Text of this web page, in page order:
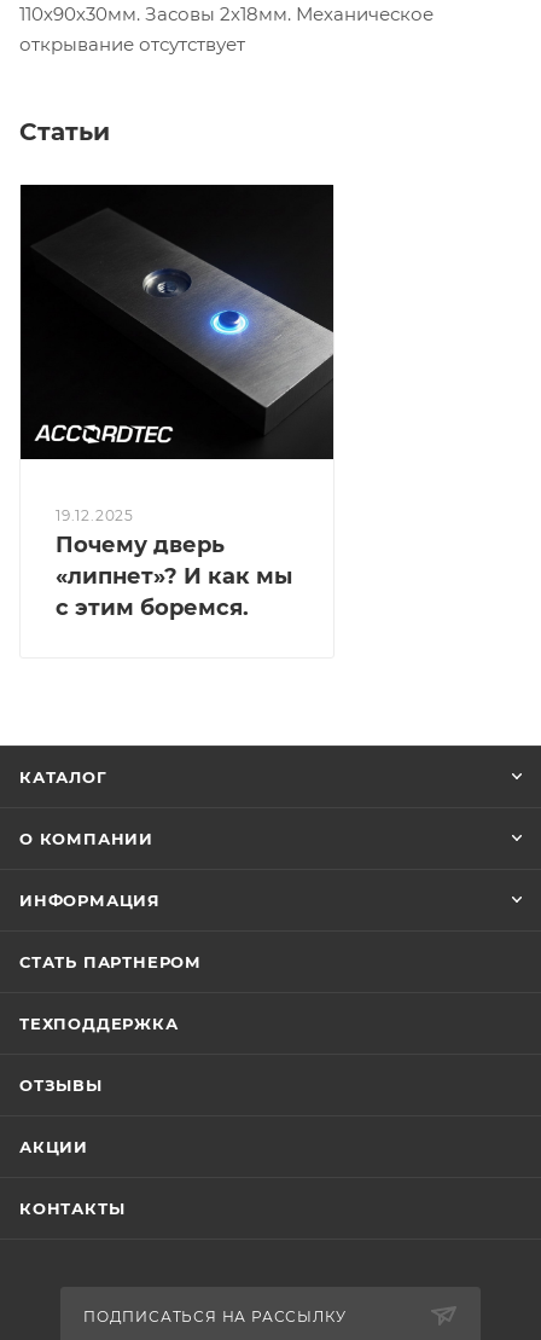
110х90х30мм. Засовы 2х18мм. Механическое
открывание отсутствует
Статьи
19.12.2025
Почему дверь
«липнет»? И как мы
с этим боремся.
КАТАЛОГ
О КОМПАНИИ
ИНФОРМАЦИЯ
СТАТЬ ПАРТНЕРОМ
ТЕХПОДДЕРЖКА
ОТЗЫВЫ
АКЦИИ
КОНТАКТЫ
ПОДПИСАТЬСЯ НА РАССЫЛКУ